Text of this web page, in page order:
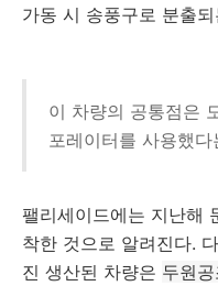
가동 시 송풍구로 분출
이 차량의 공통점은
포레이터를 사용했다
팰리세이드에는 지난해
착한 것으로 알려진다.
진 생산된 차량은 두원